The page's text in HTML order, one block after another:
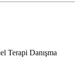
Terapi Danışma